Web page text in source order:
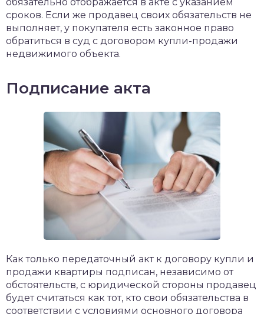
сроков. Если же продавец своих обязательств не
выполняет, у покупателя есть законное право
обратиться в суд с договором купли-продажи
недвижимого объекта.
Подписание акта
Как только передаточный акт к договору купли и
продажи квартиры подписан, независимо от
обстоятельств, с юридической стороны продавец
будет считаться как тот, кто свои обязательства в
соответствии с условиями основного договора